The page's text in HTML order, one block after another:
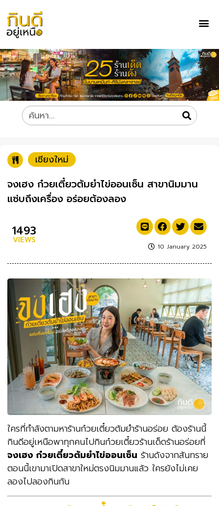
เชียงใหม่
จงเฮง ก๋วยเตี๋ยวต้มยำไข่ออนเซ็น สาขานิมมาน
แซ่บถึงเครื่อง อร่อยต้องลอง
1493
VIEWS
10 January 2025
ใครที่กำลังตามหาร้านก๋วยเตี๋ยวต้มยำร้านอร่อย ต้องร้านนี้
กินดีอยู่เหนือพาทุกคนไปกินก๋วยเตี๋ยวร้านเด็ดร้านอร่อยที่
จงเฮง ก๋วยเตี๋ยวต้มยำไข่ออนเซ็น ร้านดังจากสันทราย
ตอนนี้เขามาเปิดสาขาใหม่ตรงนิมมานแล้ว ใครยังไม่เคย
ลองไปลองกินกัน